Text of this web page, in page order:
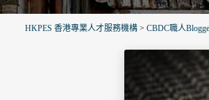
HKPES 香港專業人才服務機構 > CBDC職人